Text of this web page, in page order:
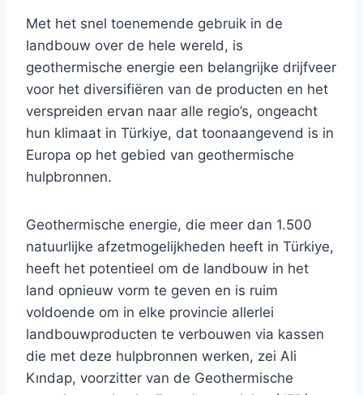
Met het snel toenemende gebruik in de
landbouw over de hele wereld, is
geothermische energie een belangrijke drijfveer
voor het diversifiëren van de producten en het
verspreiden ervan naar alle regio’s, ongeacht
hun klimaat in Türkiye, dat toonaangevend is in
Europa op het gebied van geothermische
hulpbronnen.
Geothermische energie, die meer dan 1.500
natuurlijke afzetmogelijkheden heeft in Türkiye,
heeft het potentieel om de landbouw in het
land opnieuw vorm te geven en is ruim
voldoende om in elke provincie allerlei
landbouwproducten te verbouwen via kassen
die met deze hulpbronnen werken, zei Ali
Kındap, voorzitter van de Geothermische